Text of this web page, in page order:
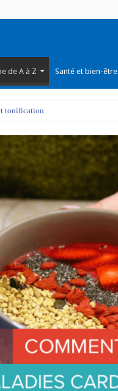
de A à Z Santé et bien-être
tonification